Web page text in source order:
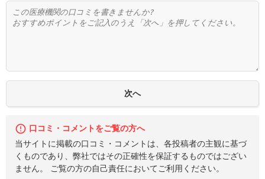
口コミ・コメントをご覧の方へ
当サイトに掲載の口コミ・コメントは、各投稿者の主観に基づ
くものであり、弊社ではその正確性を保証するものではござい
ません。 ご覧の方の自己責任においてご利用ください。